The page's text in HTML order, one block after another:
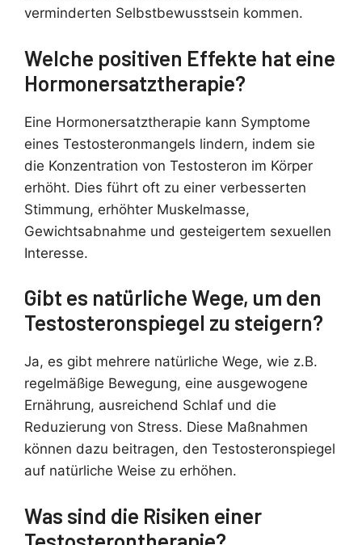
verminderten Selbstbewusstsein kommen.
Welche positiven Effekte hat eine
Hormonersatztherapie?
Eine Hormonersatztherapie kann Symptome
eines Testosteronmangels lindern, indem sie
die Konzentration von Testosteron im Körper
erhöht. Dies führt oft zu einer verbesserten
Stimmung, erhöhter Muskelmasse,
Gewichtsabnahme und gesteigertem sexuellen
Interesse.
Gibt es natürliche Wege, um den
Testosteronspiegel zu steigern?
Ja, es gibt mehrere natürliche Wege, wie z.B.
regelmäßige Bewegung, eine ausgewogene
Ernährung, ausreichend Schlaf und die
Reduzierung von Stress. Diese Maßnahmen
können dazu beitragen, den Testosteronspiegel
auf natürliche Weise zu erhöhen.
Was sind die Risiken einer